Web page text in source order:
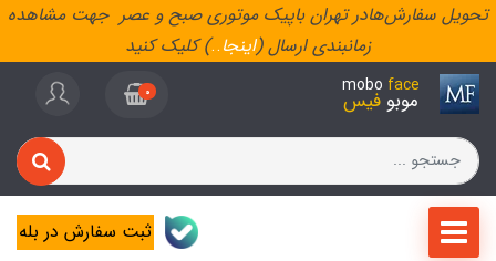
تحویل سفارش‌هادر تهران باپیک موتوری صبح و عصر جهت مشاهده
زمانبندی ارسال (اینجا..) کلیک کنید
mobo face
موبو فیس 0
ثبت سفارش در بله